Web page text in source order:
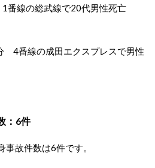
線の総武線で20代男性死亡
4番線の成田エクスプレスで男性
：6件
故件数は6件です。